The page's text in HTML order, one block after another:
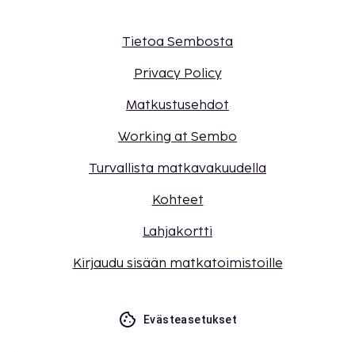
Tietoa Sembosta
Privacy Policy
Matkustusehdot
Working at Sembo
Turvallista matkavakuudella
Kohteet
Lahjakortti
Kirjaudu sisään matkatoimistoille
Evästeasetukset